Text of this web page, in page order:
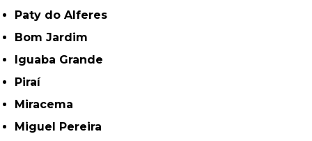
Paty do Alferes
Bom Jardim
Iguaba Grande
Piraí
Miracema
Miguel Pereira